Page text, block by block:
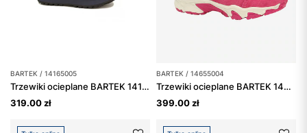
BARTEK / 14165005
Trzewiki ocieplane BARTEK 14165005, brązowo-granatowy
319.00 zł
BARTEK / 14655004
Trzewiki ocieplane BARTEK 14655004, dla dziewcząt, fuksja
399.00 zł